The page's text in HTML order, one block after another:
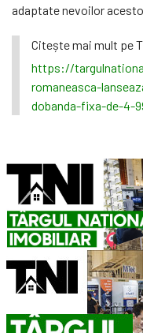
adaptate nevoilor
Citește mai mult pe
https://
romaneasca-
dobanda-fixa-de-4-